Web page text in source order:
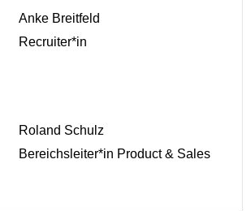
Anke Breitfeld
Recruiter*in
Roland Schulz
Bereichsleiter*in Product & Sales